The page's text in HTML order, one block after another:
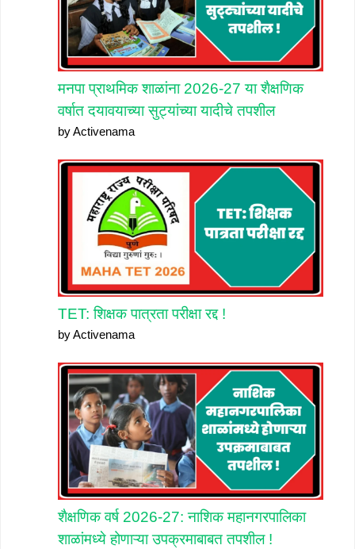
मनपा प्राथमिक शाळांना 2026-27 या शैक्षणिक
वर्षात दयावयाच्या सुट्यांच्या यादीचे तपशील
by Activenama
TET: शिक्षक पात्रता परीक्षा रद्द !
by Activenama
शैक्षणिक वर्ष 2026-27: नाशिक महानगरपालिका
शाळांमध्ये होणाऱ्या उपक्रमाबाबत तपशील !